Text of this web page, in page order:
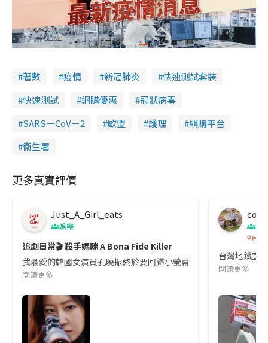
著數 疫情 新冠肺炎
快速測試套裝
快速測試
網購優惠
冠狀病毒
SARS－CoV－2
歐盟 護理
網購平台
衞生署
更多真實評價
Just_A_Girl_eats
娛樂
追劇日常🎬 殺手媽咪 A Bona Fide Killer
我最愛的韓國女演員孔曉振終於要回歸小螢幕啦!這次的劇本改編
閱讀更多
co
吹
台灣
台灣地鐵宣
閱讀更多